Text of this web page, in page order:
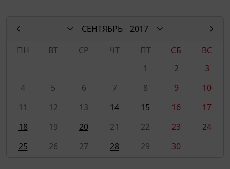
СЕНТЯБРЬ
2017
ПН
ВТ СР ЧТ ПТ СБ
ВС
1
2
3
4
5 6 7 8 9
10
11
12 13 14 15 16
17
18
19 20 21 22 23
24
25
26 27 28 29 30